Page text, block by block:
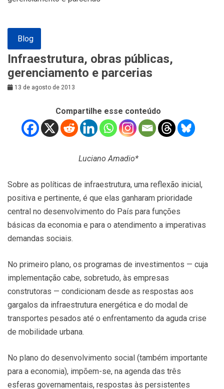
Blog
Infraestrutura, obras públicas,
gerenciamento e parcerias
13 de agosto de 2013
Compartilhe esse conteúdo
Luciano Amadio*
Sobre as políticas de infraestrutura, uma reflexão inicial,
positiva e pertinente, é que elas ganharam prioridade
central no desenvolvimento do País para funções
básicas da economia e para o atendimento a imperativas
demandas sociais.
No primeiro plano, os programas de investimentos — cuja
implementação cabe, sobretudo, às empresas
construtoras — condicionam desde as respostas aos
gargalos da infraestrutura energética e do modal de
transportes pesados até o enfrentamento da aguda crise
de mobilidade urbana.
No plano do desenvolvimento social (também importante
para a economia), impõem-se, na agenda das três
esferas governamentais, respostas às persistentes